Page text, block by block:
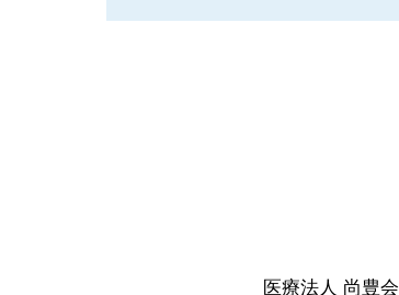
医療法人 尚豊会